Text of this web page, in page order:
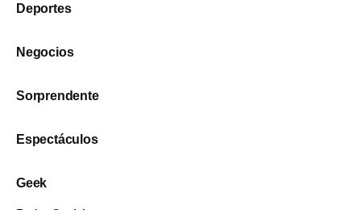
Deportes
Negocios
Sorprendente
Espectáculos
Geek